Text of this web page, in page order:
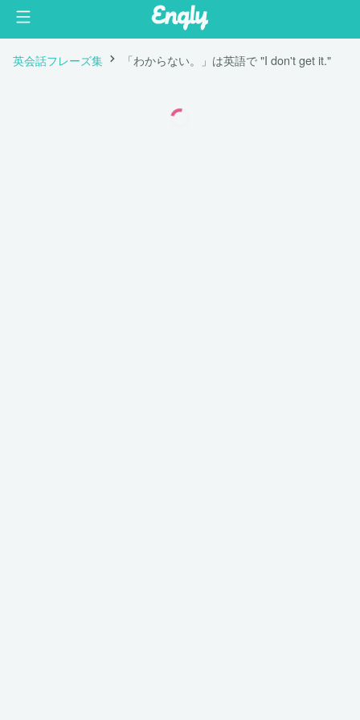
英会話フレーズ集 「わからない。」は英語で "I don't get it."